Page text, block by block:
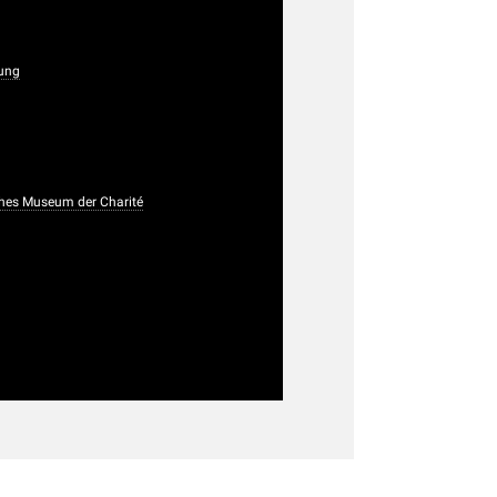
Museum der Charité